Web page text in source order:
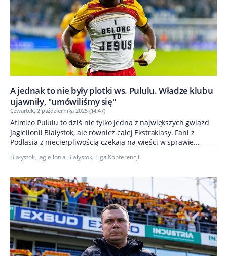
A jednak to nie były plotki ws. Pululu. Władze klubu
ujawniły, "umówiliśmy się"
Czwartek, 2 października 2025 (14:47)
Afimico Pululu to dziś nie tylko jedna z największych gwiazd
Jagiellonii Białystok, ale również całej Ekstraklasy. Fani z
Podlasia z niecierpliwością czekają na wieści w sprawie...
Białystok, Jagiellonia Białystok, Liga Konferencji